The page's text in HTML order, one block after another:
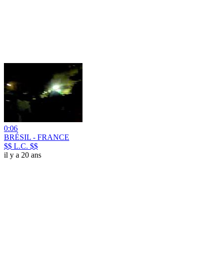
0:06
BRÉSIL - FRANCE
$$ L.C. $$
il y a 20 ans